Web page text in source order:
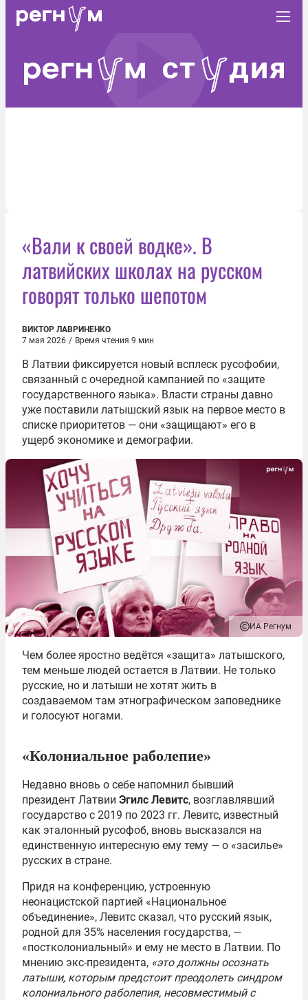
«Вали к своей водке». В
латвийских школах на русском
говорят только шепотом
ВИКТОР ЛАВРИНЕНКО
7 мая 2026 / Время чтения 9 мин
В Латвии фиксируется новый всплеск русофобии,
связанный с очередной кампанией по «защите
государственного языка». Власти страны давно
уже поставили латышский язык на первое место в
списке приоритетов — они «защищают» его в
ущерб экономике и демографии.
ИА Регнум
Чем более яростно ведётся «защита» латышского,
тем меньше людей остается в Латвии. Не только
русские, но и латыши не хотят жить в
создаваемом там этнографическом заповеднике
и голосуют ногами.
«Колониальное раболепие»
Недавно вновь о себе напомнил бывший
президент Латвии Эгилс Левитс, возглавлявший
государство с 2019 по 2023 гг. Левитс, известный
как эталонный русофоб, вновь высказался на
единственную интересную ему тему — о «засилье»
русских в стране.
Придя на конференцию, устроенную
неонацистской партией «Национальное
объединение», Левитс сказал, что русский язык,
родной для 35% населения государства, —
«постколониальный» и ему не место в Латвии. По
мнению экс-президента, «это должны осознать
латыши, которым предстоит преодолеть синдром
колониального раболепия, несовместимый с